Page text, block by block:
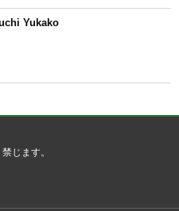
Yukako
じます。